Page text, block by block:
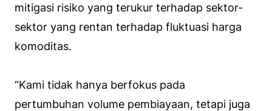
mitigasi risiko yang terukur terhadap sektor-
sektor yang rentan terhadap fluktuasi harga
komoditas.
“Kami tidak hanya berfokus pada
pertumbuhan volume pembiayaan, tetapi juga